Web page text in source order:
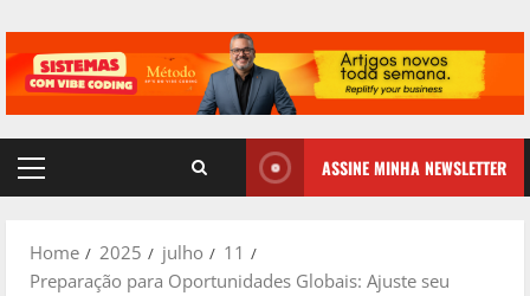
Primary
ASSINE MINHA NEWSLETTER
Home 2025 julho
11
Preparação para Oportunidades Globais: Ajuste seu